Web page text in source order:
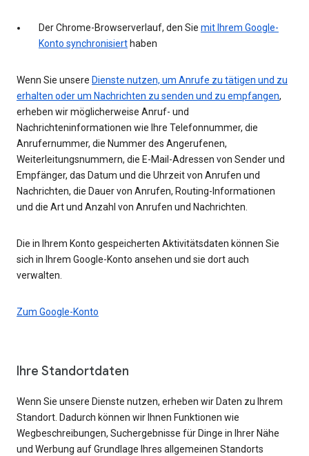
Der Chrome-Browserverlauf, den Sie mit Ihrem Google-
Konto synchronisiert haben
Wenn Sie unsere Dienste nutzen, um Anrufe zu tätigen und zu
erhalten oder um Nachrichten zu senden und zu empfangen,
erheben wir möglicherweise Anruf- und
Nachrichteninformationen wie Ihre Telefonnummer, die
Anrufernummer, die Nummer des Angerufenen,
Weiterleitungsnummern, die E-Mail-Adressen von Sender und
Empfänger, das Datum und die Uhrzeit von Anrufen und
Nachrichten, die Dauer von Anrufen, Routing-Informationen
und die Art und Anzahl von Anrufen und Nachrichten.
Die in Ihrem Konto gespeicherten Aktivitätsdaten können Sie
sich in Ihrem Google-Konto ansehen und sie dort auch
verwalten.
Zum Google-Konto
Ihre Standortdaten
Wenn Sie unsere Dienste nutzen, erheben wir Daten zu Ihrem
Standort. Dadurch können wir Ihnen Funktionen wie
Wegbeschreibungen, Suchergebnisse für Dinge in Ihrer Nähe
und Werbung auf Grundlage Ihres allgemeinen Standorts